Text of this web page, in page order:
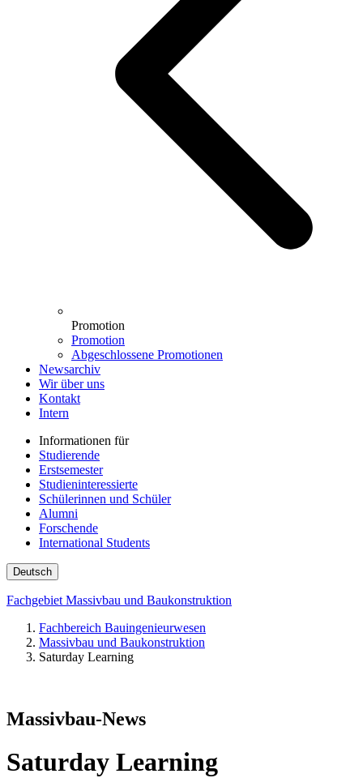
Promotion
Promotion
Abgeschlossene Promotionen
Newsarchiv
Wir über uns
Kontakt
Intern
Informationen für
Studierende
Erstsemester
Studieninteressierte
Schülerinnen und Schüler
Alumni
Forschende
International Students
Deutsch
Fachgebiet Massivbau und Baukonstruktion
Fachbereich Bauingenieurwesen
Massivbau und Baukonstruktion
Saturday Learning
Massivbau-News
Saturday Learning